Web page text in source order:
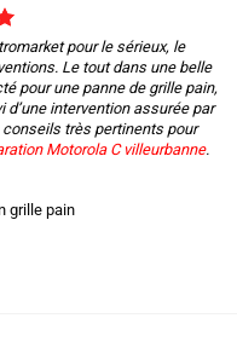
pour le sérieux, le
Le tout dans une belle
pour une panne de grille pain,
d’une intervention assurée par
très pertinents pour
Motorola C villeurbanne.
grille pain